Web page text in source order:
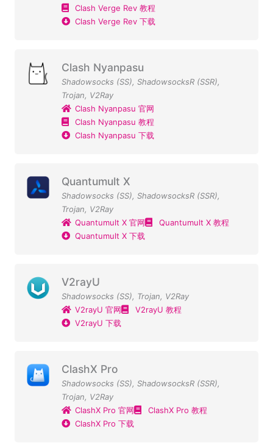
Clash Verge Rev 教程
Clash Verge Rev 下载
Clash Nyanpasu
Shadowsocks (SS), ShadowsocksR (SSR),
Trojan, V2Ray
Clash Nyanpasu 官网
Clash Nyanpasu 教程
Clash Nyanpasu 下载
Quantumult X
Shadowsocks (SS), ShadowsocksR (SSR),
Trojan, V2Ray
Quantumult X 官网
Quantumult X 教程
Quantumult X 下载
V2rayU
Shadowsocks (SS), Trojan, V2Ray
V2rayU 官网
V2rayU 教程
V2rayU 下载
ClashX Pro
Shadowsocks (SS), ShadowsocksR (SSR),
Trojan, V2Ray
ClashX Pro 官网
ClashX Pro 教程
ClashX Pro 下载